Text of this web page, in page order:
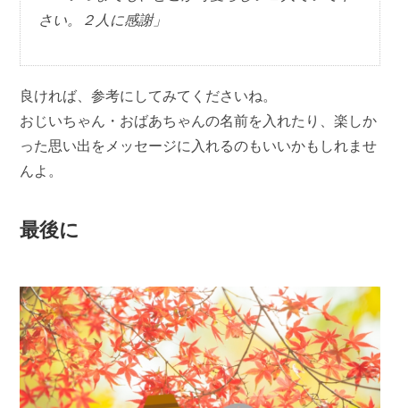
さい。２人に感謝」
良ければ、参考にしてみてくださいね。
おじいちゃん・おばあちゃんの名前を入れたり、楽しか
った思い出をメッセージに入れるのもいいかもしれませ
んよ。
最後に